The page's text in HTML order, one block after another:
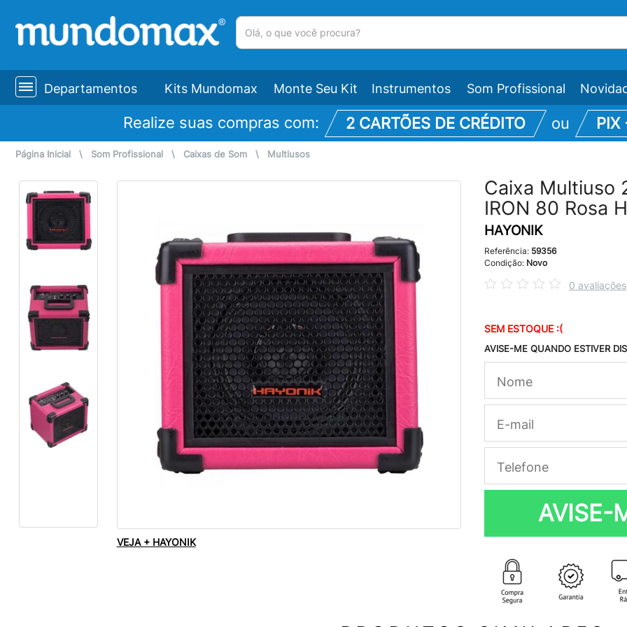
Departamentos Kits Mundomax Monte Seu Kit Instrumentos Som Profissional
Realize suas compras com: 2 CARTÕES DE CRÉDITO ou PIX
Página Inicial \ Som Profissional \ Caixas de Som \ Multiusos
VEJA + HAYONIK
Caixa Multiuso
IRON 80 Rosa
HAYONIK
Referência: 59356
Condição: Novo
0 avaliações
SEM ESTOQUE :(
AVISE-ME QUANDO ESTIVER
AVISE-